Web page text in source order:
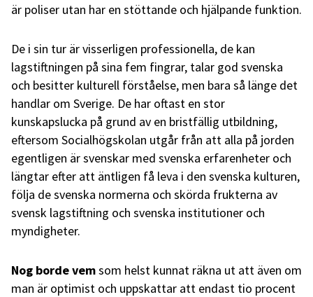
är poliser utan har en stöttande och hjälpande funktion.
De i sin tur är visserligen professionella, de kan
lagstiftningen på sina fem fingrar, talar god svenska
och besitter kulturell förståelse, men bara så länge det
handlar om Sverige. De har oftast en stor
kunskapslucka på grund av en bristfällig utbildning,
eftersom Socialhögskolan utgår från att alla på jorden
egentligen är svenskar med svenska erfarenheter och
längtar efter att äntligen få leva i den svenska kulturen,
följa de svenska normerna och skörda frukterna av
svensk lagstiftning och svenska institutioner och
myndigheter.
Nog borde vemsom helst kunnat räkna ut att även om
man är optimist och uppskattar att endast tio procent